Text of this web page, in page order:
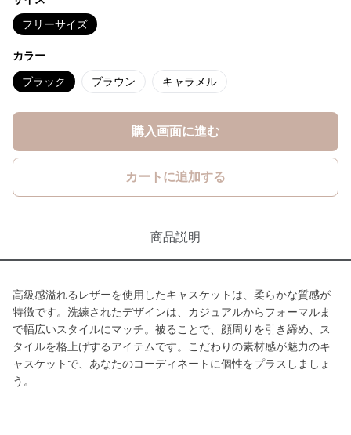
フリーサイズ
カラー
ブラック ブラウン キャラメル
購入画面に進む
カートに追加する
商品説明
高級感溢れるレザーを使用したキャスケットは、柔らかな質感が
特徴です。洗練されたデザインは、カジュアルからフォーマルま
で幅広いスタイルにマッチ。被ることで、顔周りを引き締め、ス
タイルを格上げするアイテムです。こだわりの素材感が魅力のキ
ャスケットで、あなたのコーディネートに個性をプラスしましょ
う。